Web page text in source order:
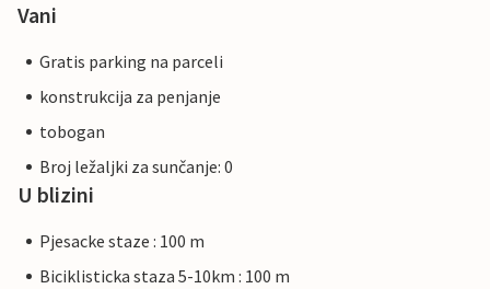
Vani
Gratis parking na parceli
konstrukcija za penjanje
tobogan
Broj ležaljki za sunčanje: 0
U blizini
Pjesacke staze : 100 m
Biciklisticka staza 5-10km : 100 m